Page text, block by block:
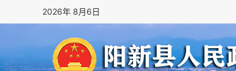
2026年 8月6日